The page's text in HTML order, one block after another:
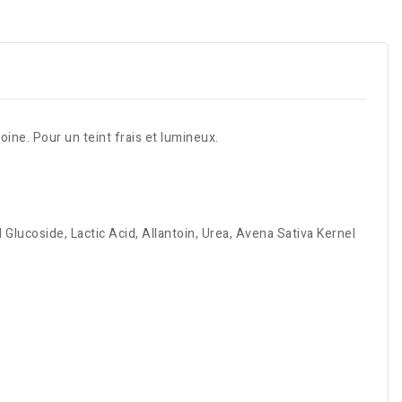
Pour un teint frais et lumineux.
Lactic Acid, Allantoin, Urea, Avena Sativa Kernel